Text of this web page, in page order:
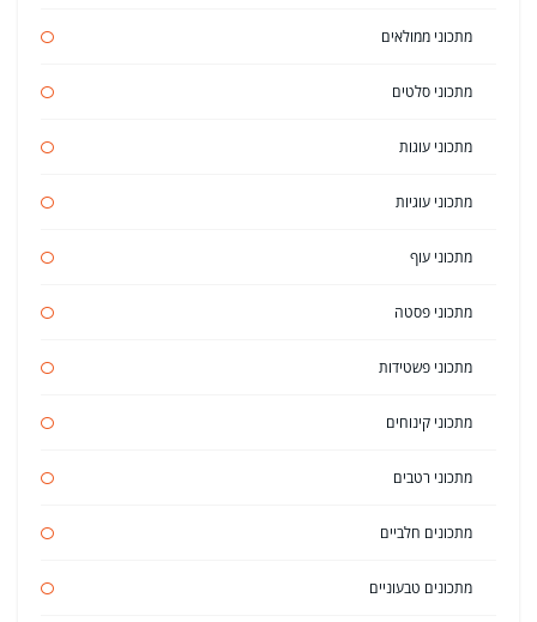
מתכוני ממולאים
מתכוני סלטים
מתכוני עוגות
מתכוני עוגיות
מתכוני עוף
מתכוני פסטה
מתכוני פשטידות
מתכוני קינוחים
מתכוני רטבים
מתכונים חלביים
מתכונים טבעוניים